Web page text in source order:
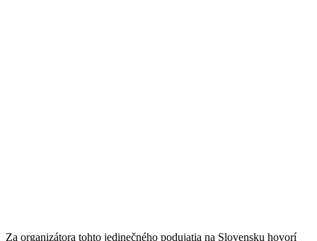
Za organizátora tohto jedinečného podujatia na Slovensku hovorí